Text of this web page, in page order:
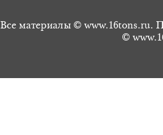
Все материалы © www.16tons.ru.
©